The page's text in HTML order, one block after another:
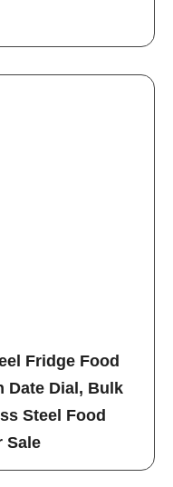
Fridge Food
Date Dial, Bulk
Steel Food
Sale